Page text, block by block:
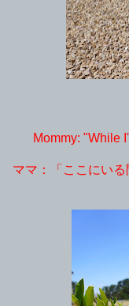
Mommy: "While
ママ：「ここにい